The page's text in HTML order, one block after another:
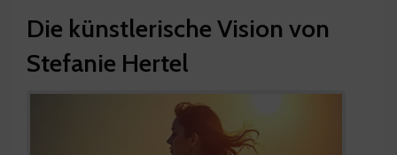
Die künstlerische Vision von
Stefanie Hertel